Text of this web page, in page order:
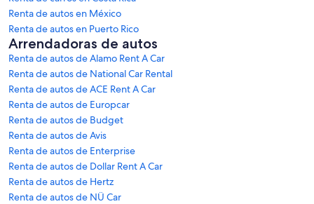
Renta de autos en México
Renta de autos en Puerto Rico
Arrendadoras de autos
Renta de autos de Alamo Rent A Car
Renta de autos de National Car Rental
Renta de autos de ACE Rent A Car
Renta de autos de Europcar
Renta de autos de Budget
Renta de autos de Avis
Renta de autos de Enterprise
Renta de autos de Dollar Rent A Car
Renta de autos de Hertz
Renta de autos de NÜ Car